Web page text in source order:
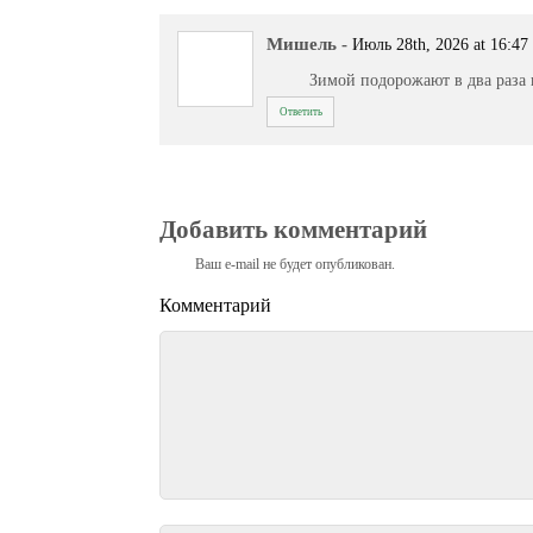
Мишель - Июль 28th, 2026 at 16:47
Зимой подорожают в два
Ответить
Добавить комментарий
Ваш e-mail не будет опубликован.
Комментарий